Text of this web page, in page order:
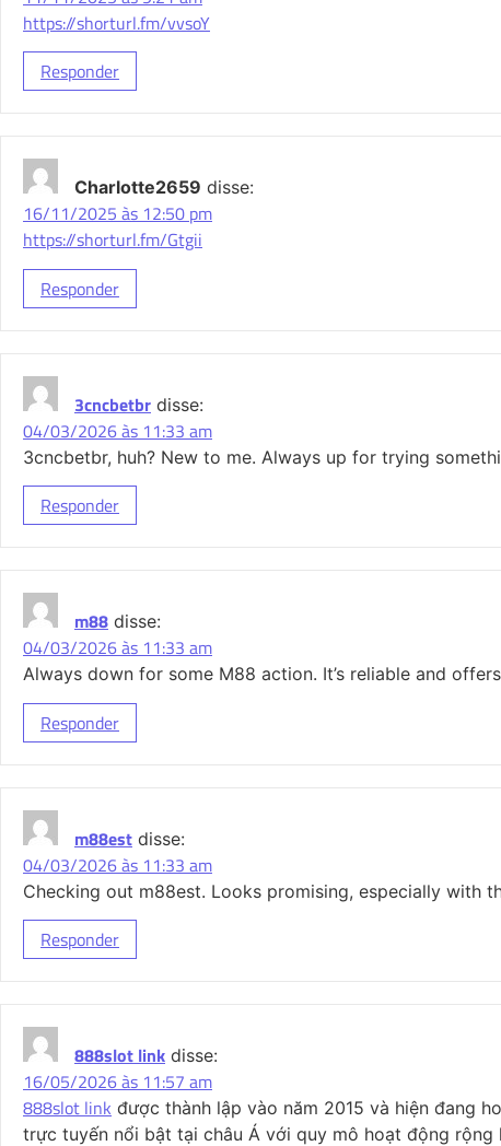
https://shorturl.fm/vvsoY
Responder
Charlotte2659 disse:
16/11/2025 às 12:50 pm
https://shorturl.fm/Gtgii
Responder
3cncbetbr disse:
04/03/2026 às 11:33 am
3cncbetbr, huh? New to me. Always up for trying
Responder
m88 disse:
04/03/2026 às 11:33 am
Always down for some M88 action. It’s reliable and
Responder
m88est disse:
04/03/2026 às 11:33 am
Checking out m88est. Looks promising, especially with
Responder
888slot link disse:
16/05/2026 às 11:57 am
888slot link được thành lập vào năm 2015 và hiện đang
trực tuyến nổi bật tại châu Á với quy mô hoạt động rộng